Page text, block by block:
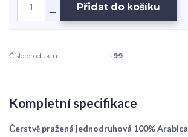
Přidat do košíku
Číslo produktu: -99
Kompletní specifikace
Čerstvě pražená jednodruhová 100% Arabica